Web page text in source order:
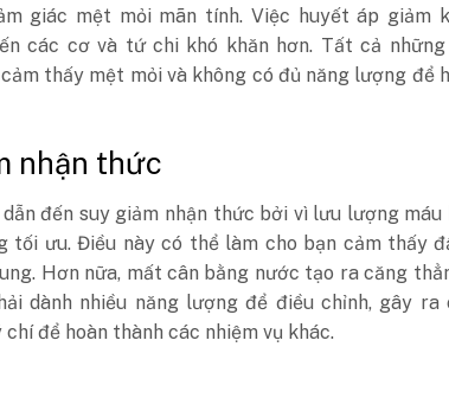
giác mệt mỏi mãn tính. Việc huyết áp giảm
các cơ và tứ chi khó khăn hơn. Tất cả
thấy mệt mỏi và không có đủ năng lượng để
nhận thức
đến suy giảm nhận thức bởi vì lưu lượng máu
tối ưu. Điều này có thể làm cho bạn cảm thấy
Hơn nữa, mất cân bằng nước tạo ra căng
dành nhiều năng lượng để điều chỉnh, gây ra
để hoàn thành các nhiệm vụ khác.